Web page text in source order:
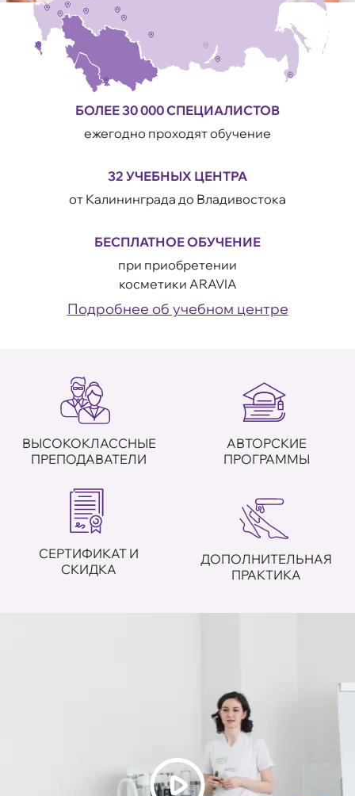
БОЛЕЕ 30 000 СПЕЦИАЛИСТОВ
ежегодно проходят обучение
32 УЧЕБНЫХ ЦЕНТРА
от Калининграда до Владивостока
БЕСПЛАТНОЕ ОБУЧЕНИЕ
при приобретении
косметики ARAVIA
Подробнее об учебном центре
ВЫСОКОКЛАССНЫЕ
ПРЕПОДАВАТЕЛИ
АВТОРСКИЕ
ПРОГРАММЫ
СЕРТИФИКАТ И
СКИДКА
ДОПОЛНИТЕЛЬНАЯ
ПРАКТИКА